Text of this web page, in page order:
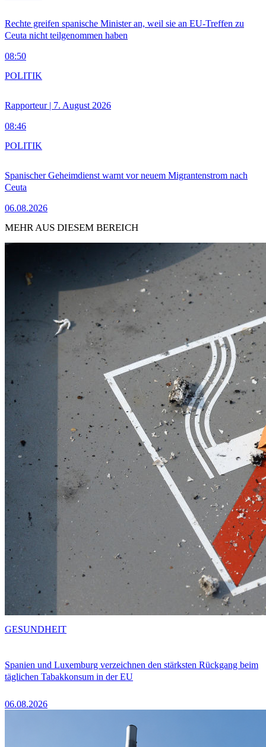
Rechte greifen spanische Minister an, weil sie an EU-Treffen zu
Ceuta nicht teilgenommen haben
08:50
Rapporteur | 7. August 2026
08:46
POLITIK
Spanischer Geheimdienst warnt vor neuem Migrantenstrom nach
Ceuta
06.08.2026
POLITIK
MEHR AUS DIESEM BEREICH
Spanien und Luxemburg verzeichnen den stärksten Rückgang beim
täglichen Tabakkonsum in der EU
06.08.2026
GESUNDHEIT